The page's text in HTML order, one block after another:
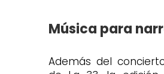
Música para
Además del